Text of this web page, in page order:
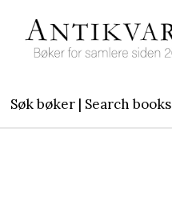
Søk bøker | Search books